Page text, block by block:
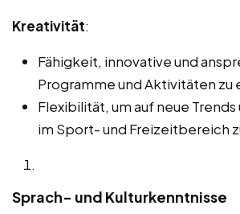
Kreativität:
Fähigkeit, innovative und
Programme und Aktivitäten zu
Flexibilität, um auf neue
im Sport- und Freizeitbereich
Sprach- und Kulturkenntnisse